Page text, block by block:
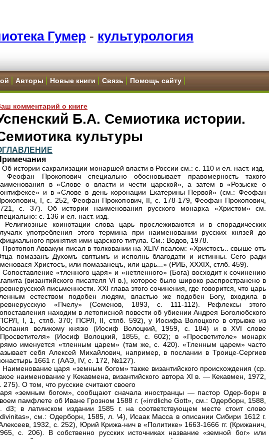
Гумер - культурология
Авторы Новые книги Связь Помощь сайту
комментарий о книге
Б.А. Семиотика истории.
культуры
Об истории сакрализации монаршей власти в России см.: с. 110 и ел. наст. изд.
Феофан Прокопович специально обосновывает правомерность такого
в «Слове о власти и чести царской», а затем в «Розыске о
и в «Слове в день коронации Екатерины Первой» (см.: Феофан
I, с. 252, Феофан Прокопович, II, с. 178-179, Феофан Прокопович,
с. 37). Об истории наименования русского монарха «Христом» см.
с. 136 и ел. наст. изд.
Религиозные коинотации слова царь прослеживаются и в спорадических
употребления этого термина при наименовании русских князей до
принятия ими царского титула. См.: Водов, 1978.
Протопоп Аввакум писал в толковании на XLIV псалом: «Христосъ.. свыше отъ
помазанъ Духомъ святымъ и исполнь благодати и истинны. Сего ради
Христосъ, или помазанецъ, или царь...» (РИБ, XXXIX, стлб. 459).
Сопоставление «тленного царя» и «нетленного» (Бога) восходит к сочинению
(византийского писателя VI в.), которое было широко распространено в
письменности. XXI глава этого сочинения, где говорится, что царь
естеством подобен людям, властью же подобен Богу, входила в
«Пчелу» (Семенов, 1893, с. 111-112). Рефлексы этого
находим в летописной повести об убиении Андрея Боголюбского
I, 1, стлб. 370; ПСРЛ, II, стлб. 592), у Иосифа Волоцкого в отрывке из
великому князю (Иосиф Волоцкий, 1959, с. 184) и в XVI слове
(Иосиф Волоцкий, 1855, с. 602); в «Просветителе» монарх
именуется «тленным царем» (там же, с. 420). «Тленным царем» часто
себя Алексей Михайлович, например, в послании в Троице-Сергиев
1661 г. (ААЭ, IV, с. 172, №127).
Наименование царя «земным богом» также византийского происхождения (ср.
наименование у Кекавмена, византийского автора XI в. — Кекавмен, 1972,
275). О том, что русские считают своего
«земным богом», сообщают сначала иностранцы — пастор Одер-борн в
памфлете об Иване Грозном 1588 г. («irrdliche Gott», см.: Одерборн, 1588,
d3; в латинском издании 1585 г. на соответствующем месте стоит слово
см.: Одерборн, 1585, л. \4), Исаак Масса в описании Сибири 1612 г.
1932, с. 252), Юрий Крижа-нич в «Политике» 1663-1666 гг. (Крижанич,
с. 206). В собственно русских источниках название «земной бог» или